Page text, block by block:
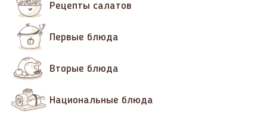
Рецепты салатов
Первые блюда
Вторые блюда
Национальные блюда